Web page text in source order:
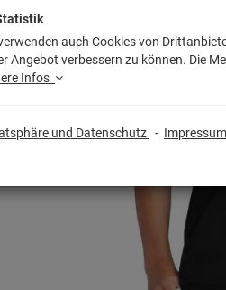
auch Cookies von
Angebot verbessern zu können. Die
Infos
und Datenschutz - Impressum